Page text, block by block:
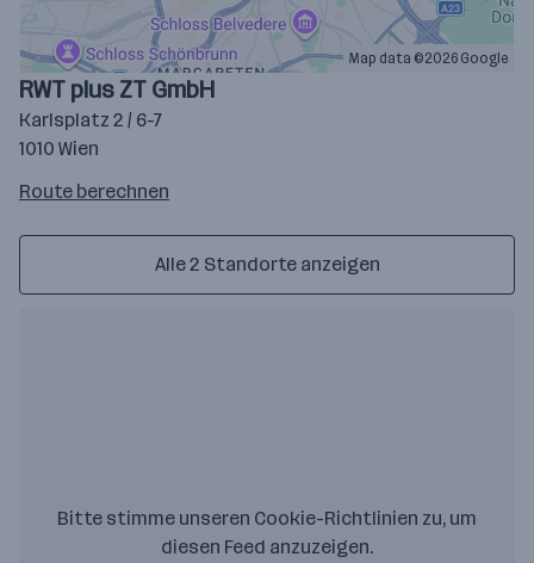
Map data ©2026 Google
RWT plus ZT GmbH
Karlsplatz 2 / 6-7
1010 Wien
Route
Route berechnen
Alle 2 Standorte anzeigen
Bitte stimme unseren Cookie-Richtlinien zu, um
diesen Feed anzuzeigen.